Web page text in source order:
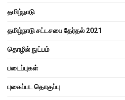
தமிழ்நாடு
தமிழ்நாடு சட்டசபை தேர்தல் 2021
தொழில் நுட்பம்
படைப்புகள்
புகைப்பட தொகுப்பு